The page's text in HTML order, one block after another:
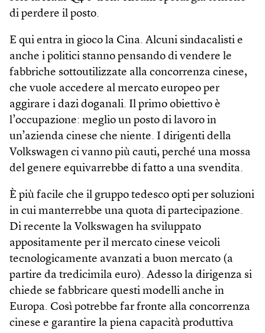
di perdere il posto.
E qui entra in gioco la Cina. Alcuni sindacalisti e
anche i politici stanno pensando di vendere le
fabbriche sottoutilizzate alla concorrenza cinese,
che vuole accedere al mercato europeo per
aggirare i dazi doganali. Il primo obiettivo è
l’occupazione: meglio un posto di lavoro in
un’azienda cinese che niente. I dirigenti della
Volkswagen ci vanno più cauti, perché una mossa
del genere equivarrebbe di fatto a una svendita.
È più facile che il gruppo tedesco opti per soluzioni
in cui manterrebbe una quota di partecipazione.
Di recente la Volkswagen ha sviluppato
appositamente per il mercato cinese veicoli
tecnologicamente avanzati a buon mercato (a
partire da tredicimila euro). Adesso la dirigenza si
chiede se fabbricare questi modelli anche in
Europa. Così potrebbe far fronte alla concorrenza
cinese e garantire la piena capacità produttiva